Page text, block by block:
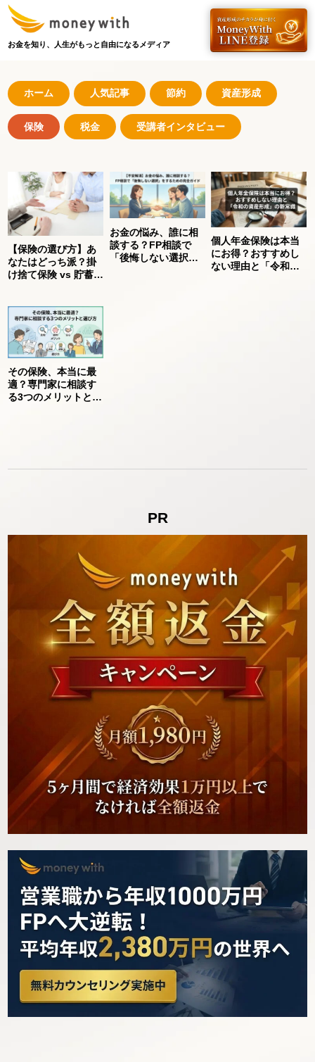
お金を知り、人生がもっと自由になるメディア
ホーム 人気記事 節約 資産形成
保険 税金 受講者インタビュー
【保険の選び方】あ
なたはどっち派？掛
け捨て保険 vs 貯蓄型
お金の悩み、誰に相
談する？FP相談で
「後悔しない選択」
個人年金保険は本当
にお得？おすすめし
ない理由と「令和の
その保険、本当に最
適？専門家に相談す
る3つのメリットと選
PR